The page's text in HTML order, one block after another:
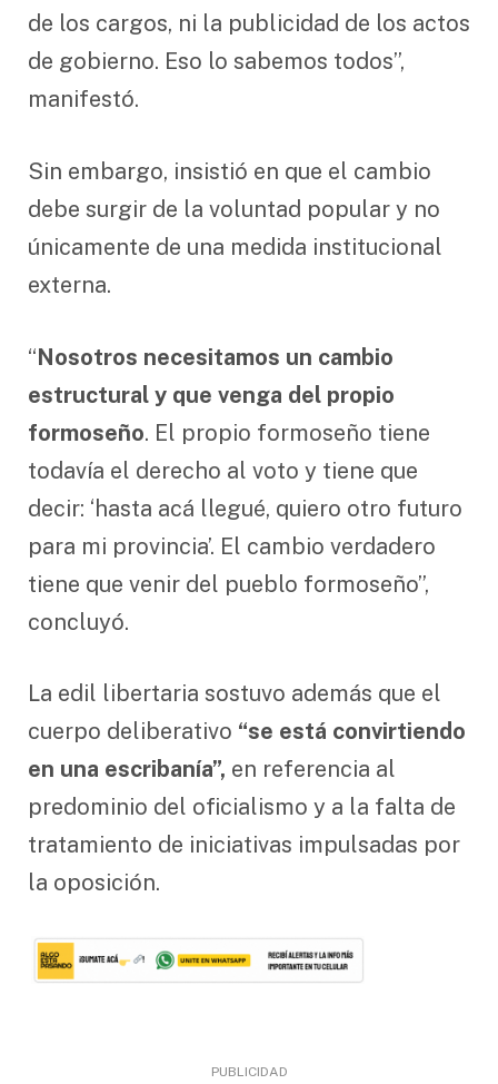
de los cargos, ni la publicidad de los actos
de gobierno. Eso lo sabemos todos”,
manifestó.
Sin embargo, insistió en que el cambio
debe surgir de la voluntad popular y no
únicamente de una medida institucional
externa.
“Nosotros necesitamos un cambio
estructural y que venga del propio
formoseño. El propio formoseño tiene
todavía el derecho al voto y tiene que
decir: ‘hasta acá llegué, quiero otro futuro
para mi provincia’. El cambio verdadero
tiene que venir del pueblo formoseño”,
concluyó.
La edil libertaria sostuvo además que el
cuerpo deliberativo “se está convirtiendo
en una escribanía”, en referencia al
predominio del oficialismo y a la falta de
tratamiento de iniciativas impulsadas por
la oposición.
PUBLICIDAD